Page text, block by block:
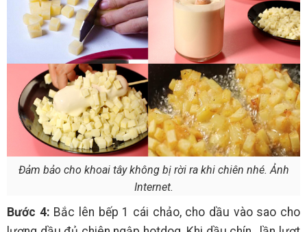
Đảm bảo cho khoai tây không bị rời ra khi chiên nhé. Ảnh
Internet.
Bước 4: Bắc lên bếp 1 cái chảo, cho dầu vào sao cho